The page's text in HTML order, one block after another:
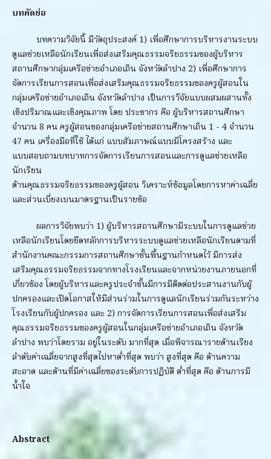
บทคัดย่อ
บทความวิจัยนี้ มีวัตถุประสงค์ 1) เพื่อศึกษาการบริหารงานระบบ
ดูแลช่วยเหลือนักเรียนเพื่อส่งเสริมคุณธรรมจริยธรรมของผู้บริหาร
สถานศึกษากลุ่มเครือข่ายอำเภอเถิน จังหวัดลำปาง 2) เพื่อศึกษาการ
จัดการเรียนการสอนเพื่อส่งเสริมคุณธรรมจริยธรรมของครูผู้สอนใน
กลุ่มเครือข่ายอำเภอเถิน จังหวัดลำปาง เป็นการวิจัยแบบผสมผสานทั้ง
เชิงปริมาณและเชิงคุณภาพ โดย ประชากร คือ ผู้บริหารสถานศึกษา
จำนวน 8 คน ครูผู้สอนของกลุ่มเครือข่ายสถานศึกษาเถิน 1 - 4 จำนวน
47 คน เครื่องมือที่ใช้ ได้แก่ แบบสัมภาษณ์แบบมีโครงสร้าง และ
แบบสอบถามบทบาทการจัดการเรียนการสอนและการดูแลช่วยเหลือ
นักเรียน
ด้านคุณธรรมจริยธรรมของครูผู้สอน วิเคราะห์ข้อมูลโดยการหาค่าเฉลี่ย
และส่วนเบี่ยงเบนมาตรฐานเป็นรายข้อ
ผลการวิจัยพบว่า 1) ผู้บริหารสถานศึกษามีระบบในการดูแลช่วย
เหลือนักเรียนโดยยึดหลักการบริหารระบบดูแลช่วยเหลือนักเรียนตามที่
สำนักงานคณะกรรมการสถานศึกษาขั้นพื้นฐานกำหนดไว้ มีการส่ง
เสริมคุณธรรมจริยธรรมจากทางโรงเรียนและจากหน่วยงานภายนอกที่
เกี่ยวข้อง โดยผู้บริหารและครูประจำชั้นมีการมีติดต่อประสานงานกับผู้
ปกครองและเปิดโอกาสให้มีส่วนร่วมในการดูแลนักเรียนร่วมกันระหว่าง
โรงเรียนกับผู้ปกครอง และ 2) การจัดการเรียนการสอนเพื่อส่งเสริม
คุณธรรมจริยธรรมของครูผู้สอนในกลุ่มเครือข่ายอำเภอเถิน จังหวัด
ลำปาง พบว่าโดยรวม อยู่ในระดับ มากที่สุด เมื่อพิจารณารายด้านเรียง
ลำดับค่าเฉลี่ยจากสูงที่สุดไปหาต่ำที่สุด พบว่า สูงที่สุด คือ ด้านความ
สะอาด และด้านที่มีค่าเฉลี่ยของระดับการปฏิบัติ ต่ำที่สุด คือ ด้านการมี
น้ำใจ
Abstract